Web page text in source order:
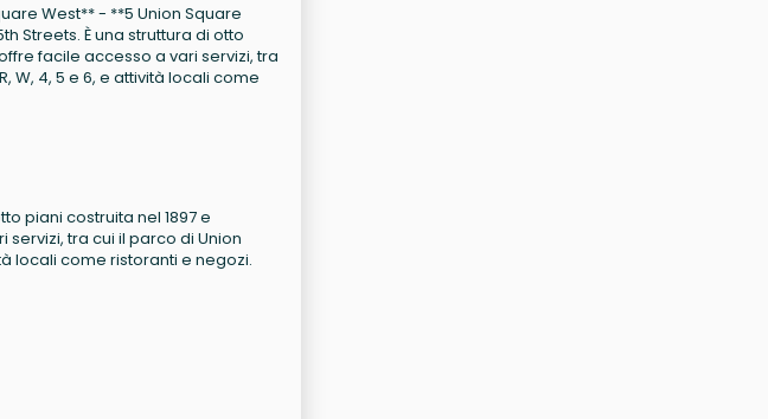
West** - **5 Union Square
Streets. È una struttura di otto
facile accesso a vari servizi, tra
W, 4, 5 e 6, e attività locali come
piani costruita nel 1897 e
tra cui il parco di Union
locali come ristoranti e negozi.